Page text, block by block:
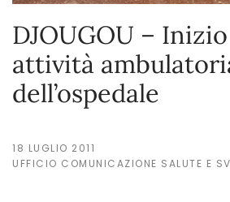
DJOUGOU –
attività
dell’ospedale
18 LUGLIO 2011
UFFICIO COMUNICAZIONE SALUTE E